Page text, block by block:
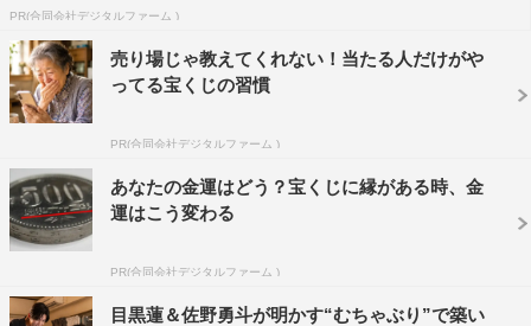
と言ってしまうと思います（笑）。これまで結構クールめ
な役が多かったので、現場にいるときもなんとなくそこに
近い自分のテンションでいて、そこから本番に入っていた
んです。今回も同じスタイルではありますが、現場に行っ
たらちょっと明るいテンションで（笑）。なので、いつも
と現場の居方がちょっと違うなって思います。さすがにす
ごく黙っている状態から、いきなり明るいテンションにし
ていけないので、そういうふうなやり方をしています。
◆ハルとの共通点はどこでしょうか？
PR(合同会社デジタルファーム )
売り場じゃ教えてくれない！当たる人だけがや
ってる宝くじの習慣
PR(合同会社デジタルファーム )
あなたの金運はどう？宝くじに縁がある時、金
運はこう変わる
PR(合同会社デジタルファーム )
目黒蓮＆佐野勇斗が明かす“むちゃぶり”で築い